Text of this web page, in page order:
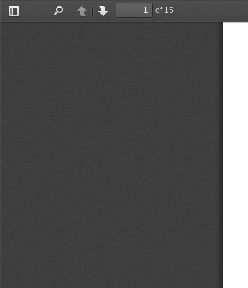
Toggle
PreviousNext
of 15